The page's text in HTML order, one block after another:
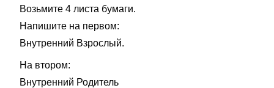
Возьмите 4 листа бумаги.
Напишите на первом:
Внутренний Взрослый.
На втором:
Внутренний Родитель